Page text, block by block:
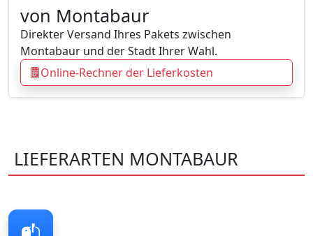
von Montabaur
Direkter Versand Ihres Pakets zwischen
Montabaur und der Stadt Ihrer Wahl.
Online-Rechner der Lieferkosten
LIEFERARTEN MONTABAUR